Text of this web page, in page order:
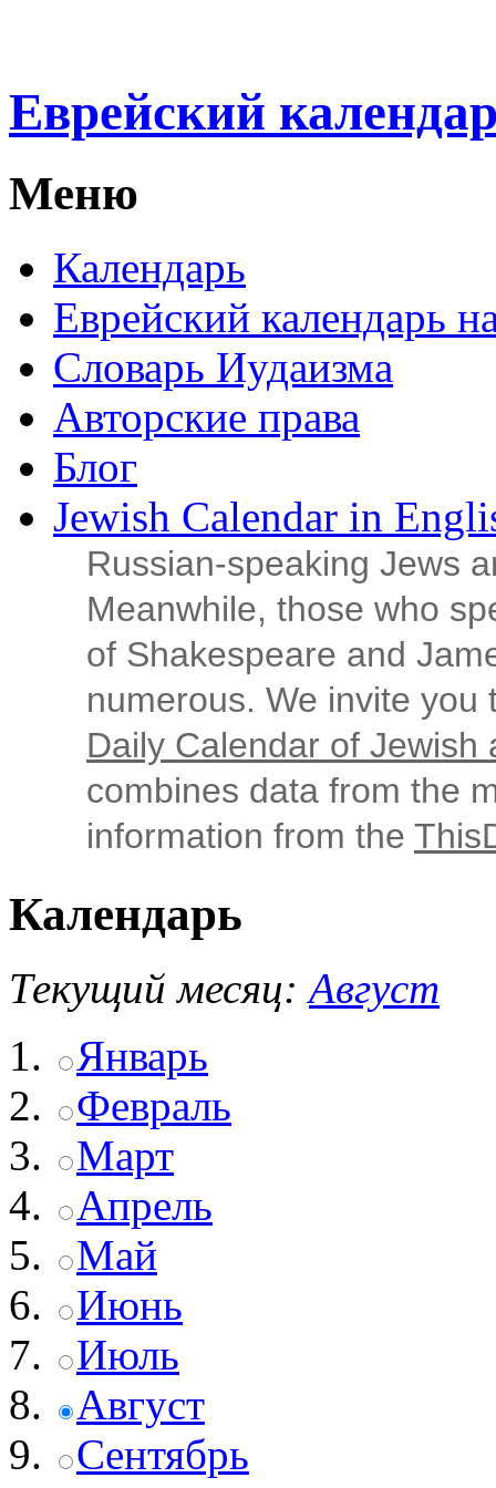
Еврейский
Меню
Календарь
Еврейский календарь
Словарь Иудаизма
Авторские права
Блог
Jewish Calendar in
Russian‑speaking Jews
Meanwhile, those who
of Shakespeare and
numerous. We invite
Daily Calendar of Jewish
combines data from the
information from the
Календарь
Текущий месяц: Август
Январь
Февраль
Март
Апрель
Май
Июнь
Июль
Август
Сентябрь